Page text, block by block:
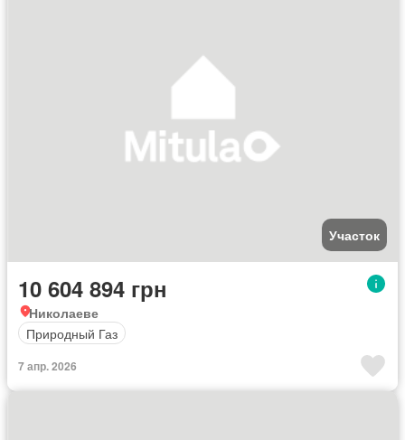
Участок
10 604 894 грн
Николаеве
Природный Газ
7 апр. 2026